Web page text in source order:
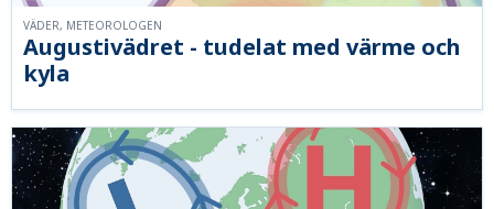
Augustivädret - tudelat med värme och
kyla
VÄDER, METEOROLOGEN